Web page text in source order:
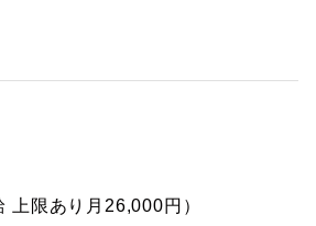
上限あり月26,000円）